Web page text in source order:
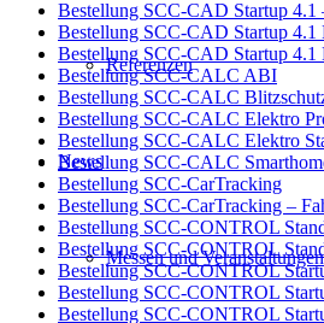
Referenzen
News
Messen und Veranstaltungen
Bestellung SCC-CAD Startup 4.1
Bestellung SCC-CAD Startup
Bestellung SCC-CAD Startup 4.1
Bestellung SCC-CALC ABI
Bestellung SCC-CALC
Bestellung SCC-CALC Elektro
Bestellung SCC-CALC Elektro
Bestellung SCC-CALC
Bestellung SCC-CarTracking
Bestellung SCC-CarTracking –
Bestellung SCC-CONTROL
Bestellung SCC-CONTROL
Bestellung SCC-CONTROL
Bestellung SCC-CONTROL
Bestellung SCC-CONTROL